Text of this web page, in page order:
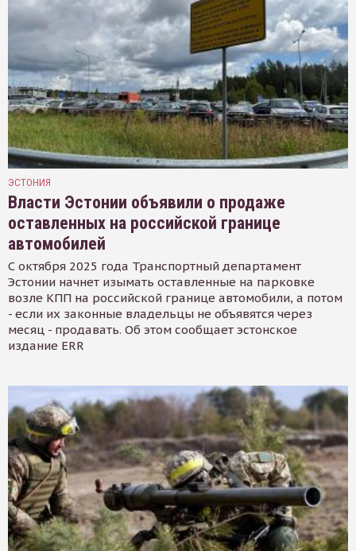
ЭСТОНИЯ
Власти Эстонии объявили о продаже
оставленных на российской границе
автомобилей
С октября 2025 года Транспортный департамент
Эстонии начнет изымать оставленные на парковке
возле КПП на российской границе автомобили, а потом
- если их законные владельцы не объявятся через
месяц - продавать. Об этом сообщает эстонское
издание ERR